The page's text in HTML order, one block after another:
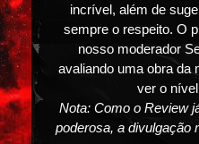
incrível, além de
sempre o respeito. O
nosso moderador
avaliando uma obra da
ver o
Nota: Como o Review
poderosa, a divulgação